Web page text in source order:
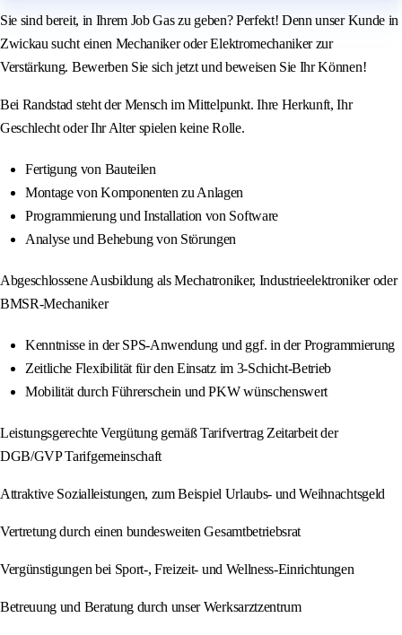
Sie sind bereit, in Ihrem Job Gas zu geben? Perfekt! Denn unser Kunde in
Zwickau sucht einen Mechaniker oder Elektromechaniker zur
Verstärkung. Bewerben Sie sich jetzt und beweisen Sie Ihr Können!
Bei Randstad steht der Mensch im Mittelpunkt. Ihre Herkunft, Ihr
Geschlecht oder Ihr Alter spielen keine Rolle.
Fertigung von Bauteilen
Montage von Komponenten zu Anlagen
Programmierung und Installation von Software
Analyse und Behebung von Störungen
Abgeschlossene Ausbildung als Mechatroniker, Industrieelektroniker oder
BMSR-Mechaniker
Kenntnisse in der SPS-Anwendung und ggf. in der Programmierung
Zeitliche Flexibilität für den Einsatz im 3-Schicht-Betrieb
Mobilität durch Führerschein und PKW wünschenswert
Leistungsgerechte Vergütung gemäß Tarifvertrag Zeitarbeit der
DGB/GVP Tarifgemeinschaft
Attraktive Sozialleistungen, zum Beispiel Urlaubs- und Weihnachtsgeld
Vertretung durch einen bundesweiten Gesamtbetriebsrat
Vergünstigungen bei Sport-, Freizeit- und Wellness-Einrichtungen
Betreuung und Beratung durch unser Werksarztzentrum